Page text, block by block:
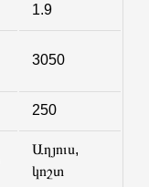
1.9
3050
250
Աղյուս,
կոշտ